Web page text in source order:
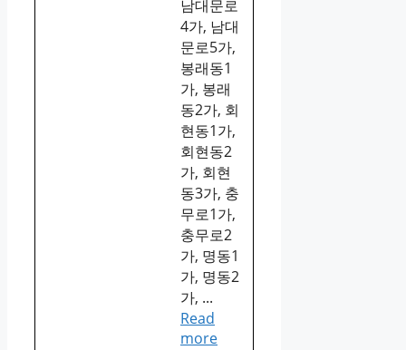
남대문로
4가, 남대
문로5가,
봉래동1
가, 봉래
동2가, 회
현동1가,
회현동2
가, 회현
동3가, 충
무로1가,
충무로2
가, 명동1
가, 명동2
가, ...
Read
more